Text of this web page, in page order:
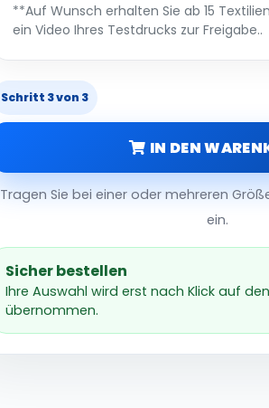
**Auf Wunsch erhalten Sie ab 15
ein Video Ihres Testdrucks zur Freigabe..
Schritt 3 von 3
IN DEN
Tragen Sie bei einer oder mehreren
ein.
Sicher bestellen
Ihre Auswahl wird erst nach Klick auf
übernommen.